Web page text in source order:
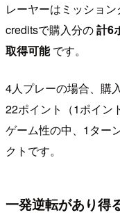
レーヤーはミッショ
creditsで購入分の計6
取得可能です。
4人プレーの場合、購
22ポイント（1ポイン
ゲーム性の中、1ター
クトです。
一発逆転があり得